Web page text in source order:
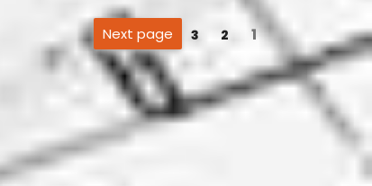
صفحه‌بندی
نوشته‌ها
Page
1
Page
2
Page
3
Next page